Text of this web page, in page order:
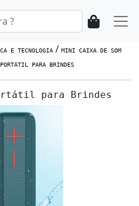
E TECNOLOGIA / MINI CAIXA DE SOM
PARA BRINDES
para Brindes